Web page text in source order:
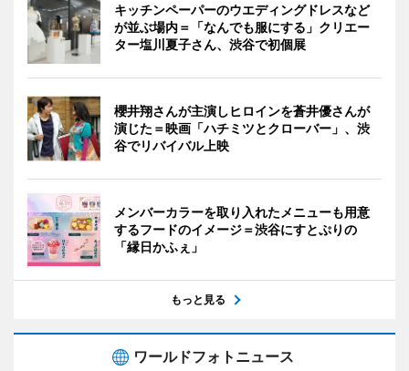
キッチンペーパーのウエディングドレスなど
が並ぶ場内＝「なんでも服にする」クリエー
ター塩川夏子さん、渋谷で初個展
櫻井翔さんが主演しヒロインを蒼井優さんが
演じた＝映画「ハチミツとクローバー」、渋
谷でリバイバル上映
メンバーカラーを取り入れたメニューも用意
するフードのイメージ＝渋谷にすとぷりの
「縁日かふぇ」
もっと見る
ワールドフォトニュース